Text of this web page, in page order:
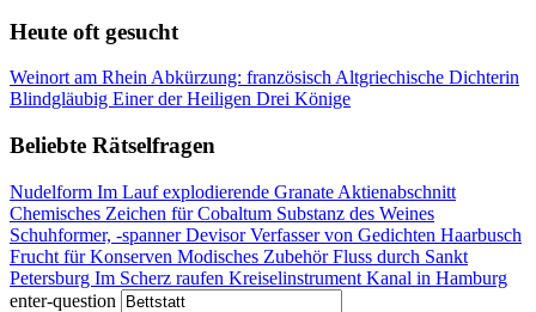
Heute oft gesucht
Weinort am Rhein Abkürzung: französisch Altgriechische Dichterin
Blindgläubig Einer der Heiligen Drei Könige
Beliebte Rätselfragen
Nudelform Im Lauf explodierende Granate Aktienabschnitt
Chemisches Zeichen für Cobaltum Substanz des Weines
Schuhformer, -spannerDevisorVerfasser von Gedichten Haarbusch
Frucht für Konserven Modisches ZubehörFluss durch Sankt
Petersburg Im Scherz raufen Kreiselinstrument Kanal in Hamburg
enter-question